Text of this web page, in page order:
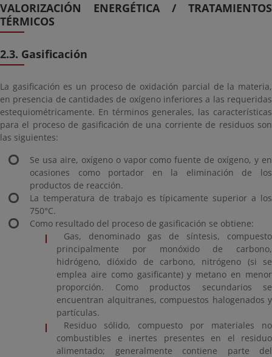
VALORIZACIÓN ENERGÉTICA / TRATAMIENTOS
TÉRMICOS
2.3. Gasificación
La gasificación es un proceso de oxidación parcial de la materia,
en presencia de cantidades de oxígeno inferiores a las requeridas
estequiométricamente. En términos generales, las características
para el proceso de gasificación de una corriente de residuos son
las siguientes:
Se usa aire, oxígeno o vapor como fuente de oxígeno, y en
ocasiones como portador en la eliminación de los
productos de reacción.
La temperatura de trabajo es típicamente superior a los
750°C.
Como resultado del proceso de gasificación se obtiene:
Gas, denominado gas de síntesis, compuesto
principalmente por monóxido de carbono,
hidrógeno, dióxido de carbono, nitrógeno (si se
emplea aire como gasificante) y metano en menor
proporción. Como productos secundarios se
encuentran alquitranes, compuestos halogenados y
partículas.
Residuo sólido, compuesto por materiales no
combustibles e inertes presentes en el residuo
alimentado; generalmente contiene parte del